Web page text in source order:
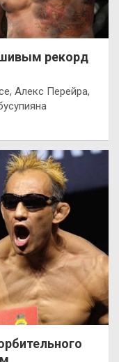
рекорд
Алекс Перейра,